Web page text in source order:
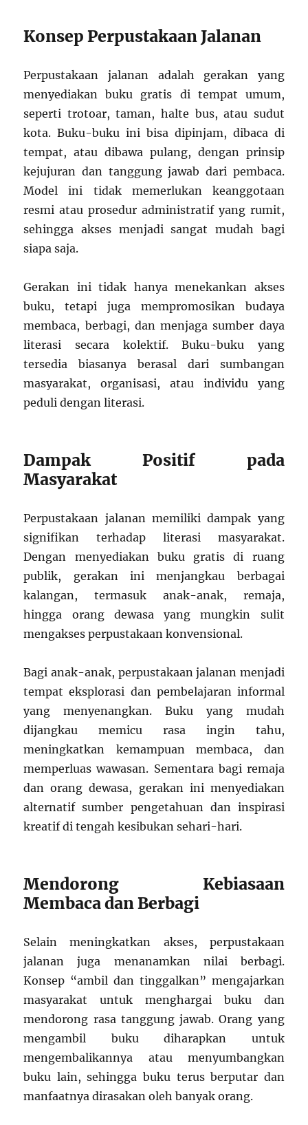
Konsep Perpustakaan Jalanan
Perpustakaan jalanan adalah gerakan yang
menyediakan buku gratis di tempat umum,
seperti trotoar, taman, halte bus, atau sudut
kota. Buku-buku ini bisa dipinjam, dibaca di
tempat, atau dibawa pulang, dengan prinsip
kejujuran dan tanggung jawab dari pembaca.
Model ini tidak memerlukan keanggotaan
resmi atau prosedur administratif yang rumit,
sehingga akses menjadi sangat mudah bagi
siapa saja.
Gerakan ini tidak hanya menekankan akses
buku, tetapi juga mempromosikan budaya
membaca, berbagi, dan menjaga sumber daya
literasi secara kolektif. Buku-buku yang
tersedia biasanya berasal dari sumbangan
masyarakat, organisasi, atau individu yang
peduli dengan literasi.
Dampak Positif pada
Masyarakat
Perpustakaan jalanan memiliki dampak yang
signifikan terhadap literasi masyarakat.
Dengan menyediakan buku gratis di ruang
publik, gerakan ini menjangkau berbagai
kalangan, termasuk anak-anak, remaja,
hingga orang dewasa yang mungkin sulit
mengakses perpustakaan konvensional.
Bagi anak-anak, perpustakaan jalanan menjadi
tempat eksplorasi dan pembelajaran informal
yang menyenangkan. Buku yang mudah
dijangkau memicu rasa ingin tahu,
meningkatkan kemampuan membaca, dan
memperluas wawasan. Sementara bagi remaja
dan orang dewasa, gerakan ini menyediakan
alternatif sumber pengetahuan dan inspirasi
kreatif di tengah kesibukan sehari-hari.
Mendorong Kebiasaan
Membaca dan Berbagi
Selain meningkatkan akses, perpustakaan
jalanan juga menanamkan nilai berbagi.
Konsep “ambil dan tinggalkan” mengajarkan
masyarakat untuk menghargai buku dan
mendorong rasa tanggung jawab. Orang yang
mengambil buku diharapkan untuk
mengembalikannya atau menyumbangkan
buku lain, sehingga buku terus berputar dan
manfaatnya dirasakan oleh banyak orang.